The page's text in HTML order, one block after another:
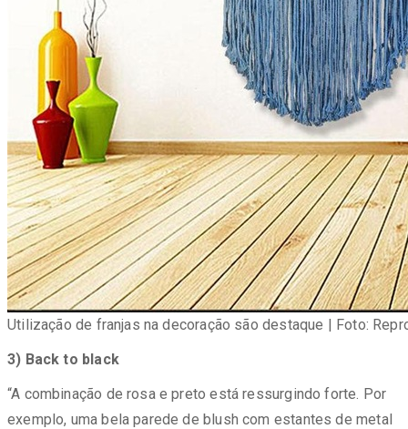
Utilização de franjas na decoração são destaque | Foto:
3) Back to black
“A combinação de rosa e preto está ressurgindo forte. Por
exemplo, uma bela parede de blush com estantes de metal